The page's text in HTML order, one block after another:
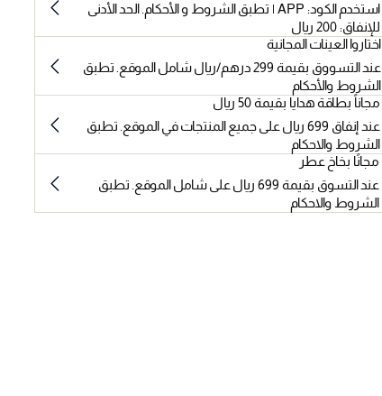
استخدم الكود: APP | تطبق الشروط و الأحكام. الحد الأدنى
للإنفاق: 200 ريال
اختاروا العينات المجانية
عند التسووق بقيمة 299 درهم/ريال شامل الموقع. تطبق
الشروط والأحكام
مجاناً بطاقة هدايا بقيمة 50 ريال
عند إنفاق 699 ريال على جميع المنتجات في الموقع. تطبق
الشروط والاحكام
مجانًا بخاخ عطر
عند التسوق بقيمة 699 ريال على شامل الموقع. تطبق
الشروط والاحكام